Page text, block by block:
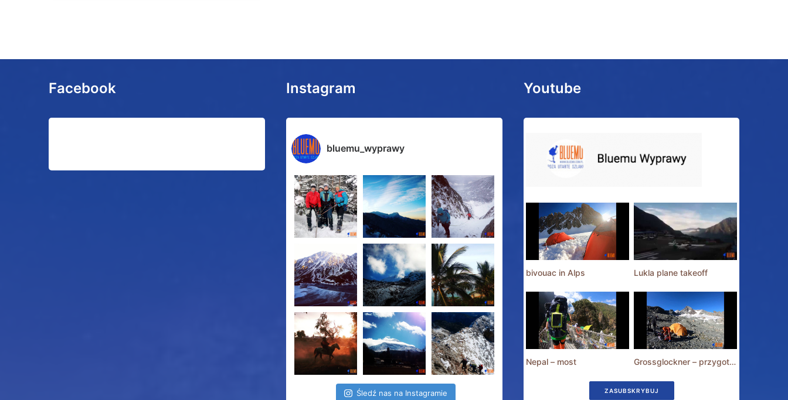
Facebook Instagram
bluemu_wyprawy
Śledź nas na Instagramie
Youtube
bivouac in Alps Lukla plane takeoff
Nepal – most Grossglockner – przygotowania
ZASUBSKRYBUJ